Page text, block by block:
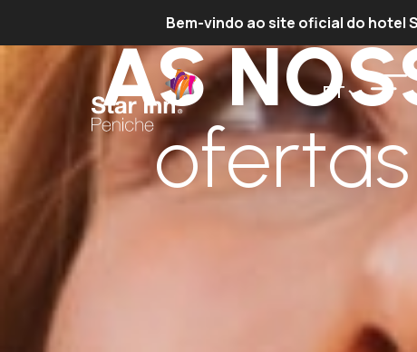
Bem-vindo ao site oficial do hotel
PT
AS
ofertas